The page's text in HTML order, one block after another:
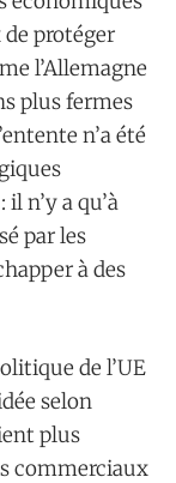
protéger
l’Allemagne
plus fermes
n’a été
n’y a qu’à
par les
à des
de l’UE
selon
plus
commerciaux